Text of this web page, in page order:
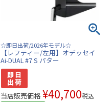
☆即日出荷/2026年モデル☆
【レフティー/左用】オデッセイ
Ai-DUAL #7 S パター
当店販売価格 ¥40,700税込